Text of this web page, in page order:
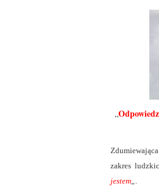
„
zakres
jestem